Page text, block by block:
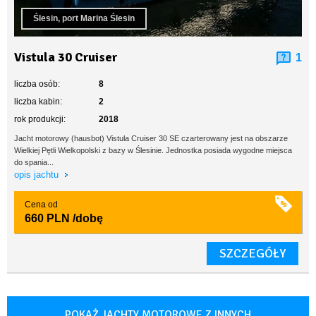
Ślesin, port Marina Ślesin
Vistula 30 Cruiser 1
liczba osób:
8
liczba kabin:
2
rok produkcji:
2018
Jacht motorowy (hausbot) Vistula Cruiser 30 SE czarterowany jest na obszarze
Wielkiej Pętli Wielkopolski z bazy w Ślesinie. Jednostka posiada wygodne miejsca
do spania...
opis jachtu
Cena od
660 PLN /dobę
SZCZEGÓŁY